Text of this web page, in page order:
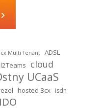
Multi Tenant ADSL
cloud
UCaaS
hosted 3cx isdn